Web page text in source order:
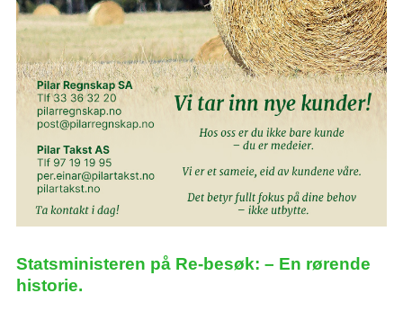
Statsministeren på Re-besøk: – En rørende
historie.